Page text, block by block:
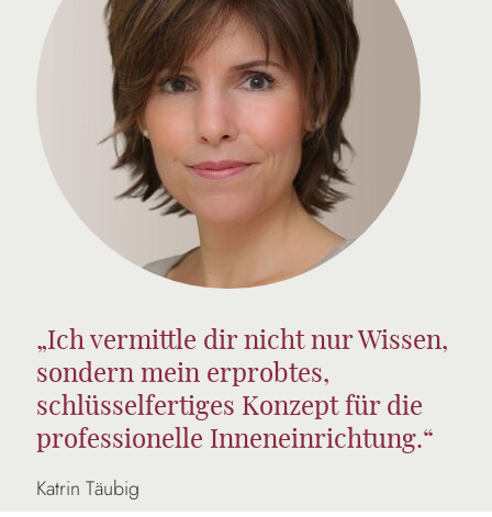
„Ich vermittle dir nicht nur Wissen,
sondern mein erprobtes,
schlüsselfertiges Konzept für die
professionelle Inneneinrichtung.“
Katrin Täubig